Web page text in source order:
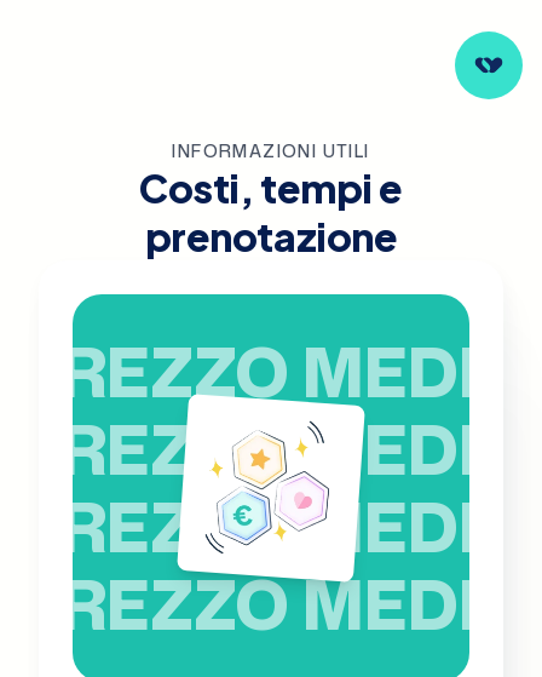
INFORMAZIONI UTILI
Costi, tempi e
prenotazione
PREZZO MEDIO
PREZZO MEDIO
PREZZO MEDIO
PREZZO MEDIO